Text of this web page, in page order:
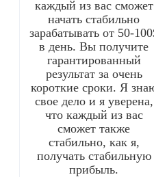
каждый из вас сможет
начать стабильно
зарабатывать от 50-
в день. Вы получите
гарантированный
результат за очень
короткие сроки. Я
свое дело и я уверена,
что каждый из вас
сможет также
стабильно, как я,
получать стабильную
прибыль.